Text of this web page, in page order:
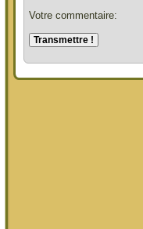
Votre commentaire: